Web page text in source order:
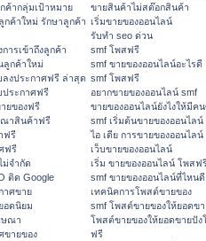
ค้ากลุ่มเป้าหมาย
กค้าใหม่ รักษาลูกค้า
การเข้าถึงลูกค้า
ลูกค้าใหม่
ลงประกาศฟรี ล่าสุด
ประกาศฟรี
ยของฟรี
าสินค้าฟรี
ฟรี
ฟรี
ม่จำกัด
ติด Google
าศขาย
อดนิยม
ษณา
ขายของ
ขายสินค้าไม่สต๊อกสินค้า
เริ่มขายของออนไลน์
รับทำ seo ด่วน
smf โพสฟรี
smf ขายของออนไลน์อะไรดี
smf โพสฟรี
อยากขายของออนไลน์ smf
ขายของออนไลน์ยังไงให้มีค
smf เริ่มต้นขายของออนไลน์
ไอ เดีย การขายของออนไลน์
เว็บขายของออนไลน์
เริ่ม ขายของออนไลน์ โพสฟ
smf ขายของออนไลน์ที่ไหนดี
เทคนิคการโพสต์ขายของ
smf โพสต์ขายของให้ยอดข
โพสต์ขายของให้ยอดขายปัง
ฟรี